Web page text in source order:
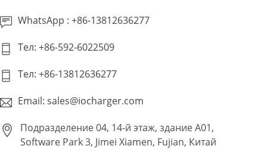
WhatsApp : +86-13812636277
Тел: +86-592-6022509
Тел: +86-13812636277
Email: sales@iocharger.com
Подразделение 04, 14-й этаж, здание A01,
Software Park 3, Jimei Xiamen, Fujian, Китай